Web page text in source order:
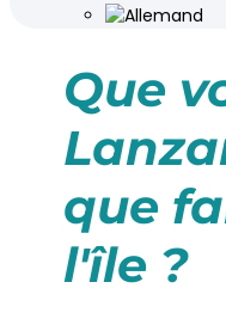
Que
que
l'île ?